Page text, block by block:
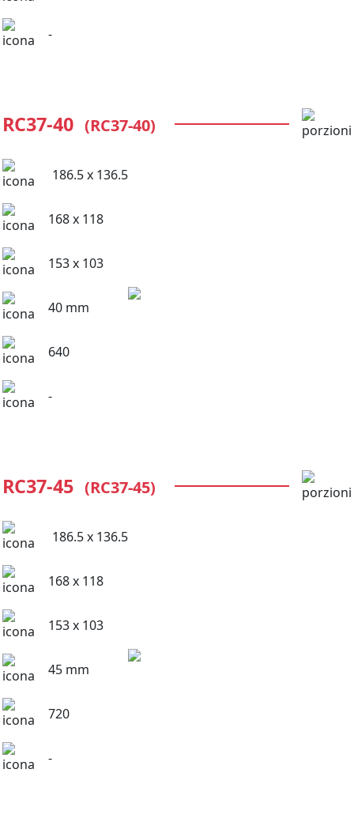
-
RC37-40 (RC37-40)
186.5 x 136.5
168 x 118
153 x 103
40 mm
640
-
RC37-45 (RC37-45)
186.5 x 136.5
168 x 118
153 x 103
45 mm
720
-